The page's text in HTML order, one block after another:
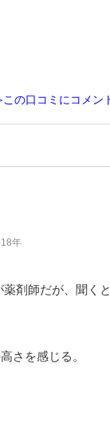
の口コミにコメン
年
剤師だが、聞く
さを感じる。